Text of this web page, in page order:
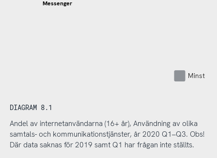
Messenger
Minst
DIAGRAM 8.1
Andel av internetanvändarna (16+ år), Användning av olika
samtals- och kommunikationstjänster, år 2020 Q1–Q3. Obs!
Där data saknas för 2019 samt Q1 har frågan inte ställts.